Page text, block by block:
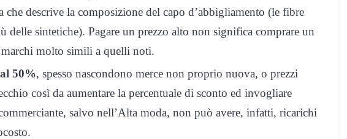
che descrive la composizione del capo d’abbigliamento (le fibre
delle sintetiche). Pagare un prezzo alto non significa comprare un
molto simili a quelli noti.
50%, spesso nascondono merce non proprio nuova, o prezzi
così da aumentare la percentuale di sconto ed invogliare
salvo nell’Alta moda, non può avere, infatti, ricarichi